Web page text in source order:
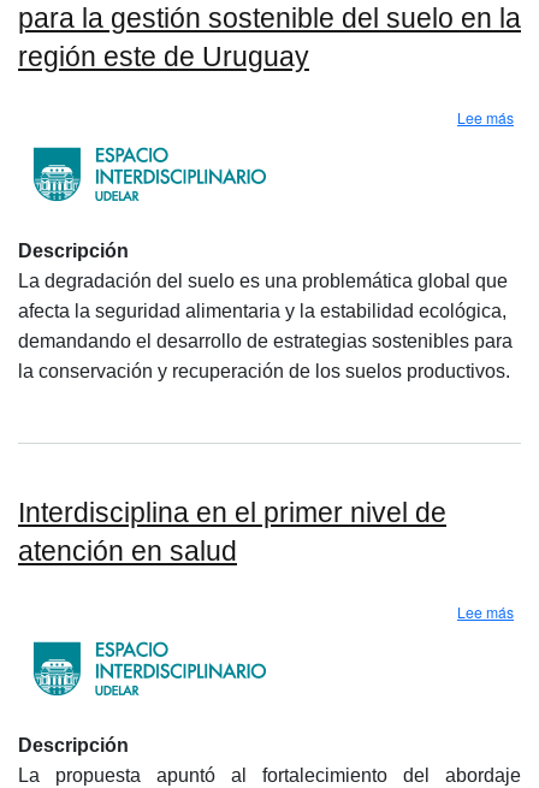
para la gestión sostenible del suelo en la
región este de Uruguay
Lee más
Descripción
La degradación del suelo es una problemática global que
afecta la seguridad alimentaria y la estabilidad ecológica,
demandando el desarrollo de estrategias sostenibles para
la conservación y recuperación de los suelos productivos.
Interdisciplina en el primer nivel de
atención en salud
Lee más
Descripción
La propuesta apuntó al fortalecimiento del abordaje